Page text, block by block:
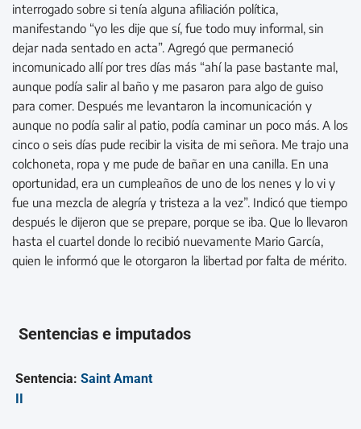
interrogado sobre si tenía alguna afiliación política,
manifestando “yo les dije que sí, fue todo muy informal, sin
dejar nada sentado en acta”. Agregó que permaneció
incomunicado allí por tres días más “ahí la pase bastante mal,
aunque podía salir al baño y me pasaron para algo de guiso
para comer. Después me levantaron la incomunicación y
aunque no podía salir al patio, podía caminar un poco más. A los
cinco o seis días pude recibir la visita de mi señora. Me trajo una
colchoneta, ropa y me pude de bañar en una canilla. En una
oportunidad, era un cumpleaños de uno de los nenes y lo vi y
fue una mezcla de alegría y tristeza a la vez”. Indicó que tiempo
después le dijeron que se prepare, porque se iba. Que lo llevaron
hasta el cuartel donde lo recibió nuevamente Mario García,
quien le informó que le otorgaron la libertad por falta de mérito.
Sentencias e imputados
Sentencia: Saint Amant